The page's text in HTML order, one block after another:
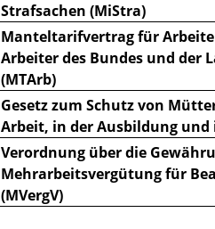
Strafsachen (MiStra)
Manteltarifvertrag für
Arbeiter des Bundes und der
(MTArb)
Gesetz zum Schutz von
Arbeit, in der Ausbildung
Verordnung über die
Mehrarbeitsvergütung für
(MVergV)